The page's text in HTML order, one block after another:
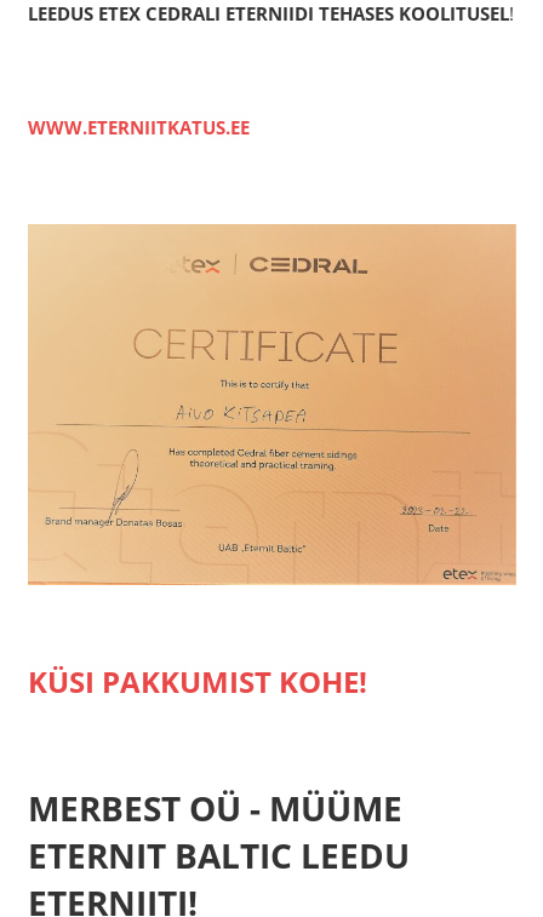
LEEDUS ETEX CEDRALI ETERNIIDI TEHASES KOOLITUSEL!
WWW.ETERNIITKATUS.EE
KÜSI PAKKUMIST KOHE!
MERBEST OÜ - MÜÜME
ETERNIT BALTIC LEEDU
ETERNIITI!